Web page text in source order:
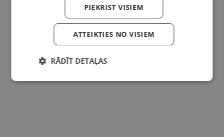
PIEKRIST VISIEM
ATTEIKTIES NO VISIEM
RĀDĪT DETAĻAS